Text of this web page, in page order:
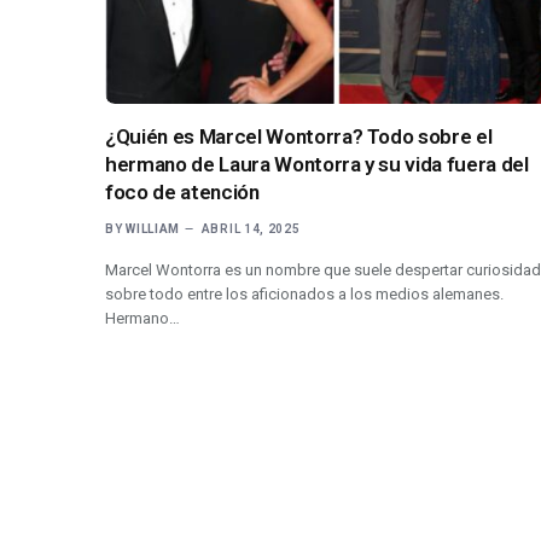
¿Quién es Marcel Wontorra? Todo sobre el
hermano de Laura Wontorra y su vida fuera del
foco de atención
BY WILLIAM ABRIL 14, 2025
Marcel Wontorra es un nombre que suele despertar
sobre todo entre los aficionados a los medios alemanes.
Hermano…